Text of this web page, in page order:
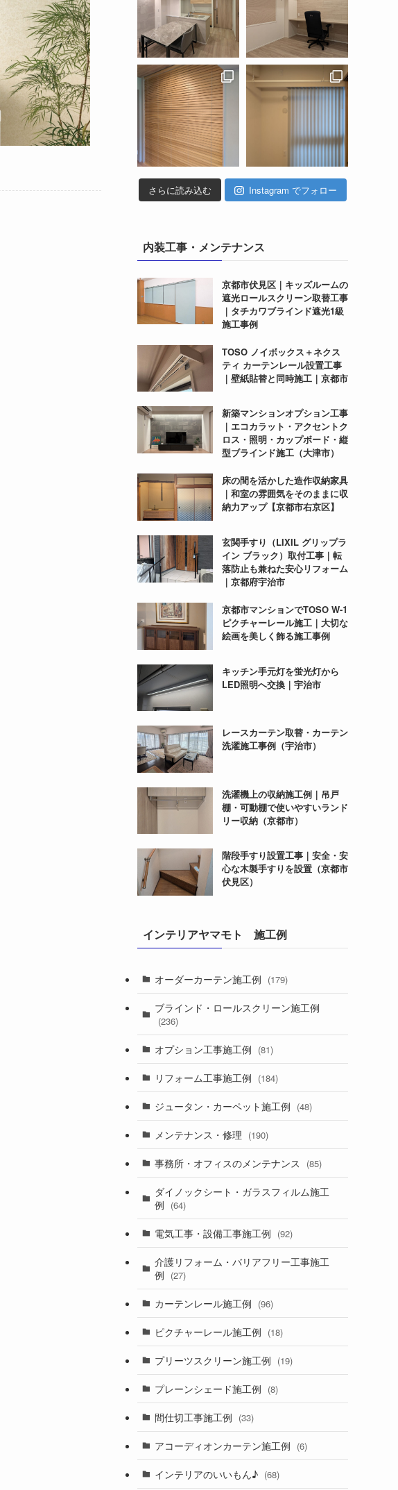
さらに読み込む Instagram でフォロー
内装工事・メンテナンス
京都市伏見区｜キッズルームの
遮光ロールスクリーン取替工事
｜タチカワブラインド遮光1級
施工事例
TOSO ノイボックス＋ネクス
ティ カーテンレール設置工事
｜壁紙貼替と同時施工｜京都市
新築マンションオプション工事
｜エコカラット・アクセントク
ロス・照明・カップボード・縦
型ブラインド施工（大津市）
床の間を活かした造作収納家具
｜和室の雰囲気をそのままに収
納力アップ【京都市右京区】
玄関手すり（LIXIL グリップラ
イン ブラック）取付工事｜転
落防止も兼ねた安心リフォーム
｜京都府宇治市
京都市マンションでTOSO W-1
ピクチャーレール施工｜大切な
絵画を美しく飾る施工事例
キッチン手元灯を蛍光灯から
LED照明へ交換｜宇治市
レースカーテン取替・カーテン
洗濯施工事例（宇治市）
洗濯機上の収納施工例｜吊戸
棚・可動棚で使いやすいランド
リー収納（京都市）
階段手すり設置工事｜安全・安
心な木製手すりを設置（京都市
伏見区）
インテリアヤマモト 施工例
オーダーカーテン施工例 (179)
ブラインド・ロールスクリーン施工例
(236)
オプション工事施工例 (81)
リフォーム工事施工例 (184)
ジュータン・カーペット施工例 (48)
メンテナンス・修理 (190)
事務所・オフィスのメンテナンス (85)
ダイノックシート・ガラスフィルム施工
例 (64)
電気工事・設備工事施工例 (92)
介護リフォーム・バリアフリー工事施工
例 (27)
カーテンレール施工例 (96)
ピクチャーレール施工例 (18)
プリーツスクリーン施工例 (19)
プレーンシェード施工例 (8)
間仕切工事施工例 (33)
アコーディオンカーテン施工例 (6)
インテリアのいいもん♪ (68)